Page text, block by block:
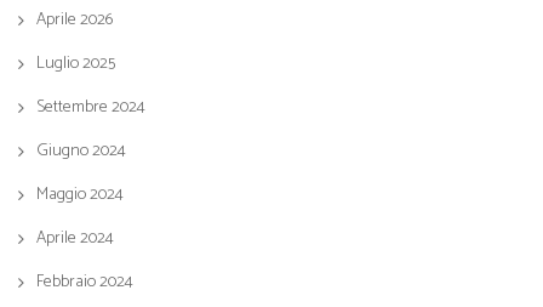
Aprile 2026
Luglio 2025
Settembre 2024
Giugno 2024
Maggio 2024
Aprile 2024
Febbraio 2024